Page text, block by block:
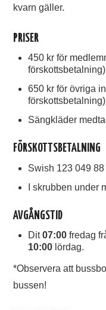
kvarn gäller.
PRISER
450 kr för
förskottsbetalning)
650 kr för övriga
förskottsbetalning)
Sängkläder
FÖRSKOTTSBETALNING
Swish 123 049
I skrubben under
AVGÅNGSTID
Dit07:00 fredag
10:00 lördag.
*Observera att
bussen!